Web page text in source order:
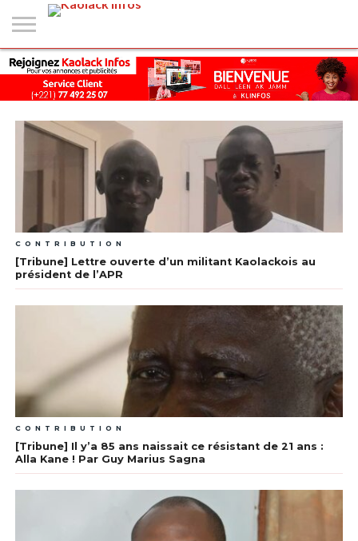
#2
(PAS
DE
TITRE)
KAOLACK
POLITIQUE
ECONOMIE
SOCIÉTÉ
CULTURE
PEOPLE
SPORT
SANTÉ
AFRIQUE
INTERNATIONAL
EMPLOI &
FORMATION
CONTRIBUTION
[Tribune] Lettre ouverte d’un militant Kaolackois au
président de l’APR
CONTRIBUTION
[Tribune] Il y’a 85 ans naissait ce résistant de 21 ans :
Alla Kane ! Par Guy Marius Sagna